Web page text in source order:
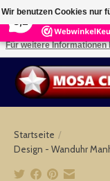
Kies uw taal: NL -- Wählen
Startseite /
Design - Wanduhr
Wir benutzen Cookies nur
Ist das
Für weitere